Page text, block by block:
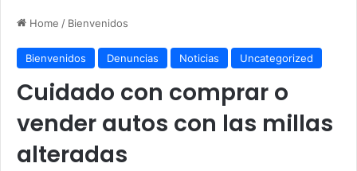
Home / Bienvenidos
Bienvenidos Denuncias Noticias Uncategorized
Cuidado con comprar o
vender autos con las millas
alteradas